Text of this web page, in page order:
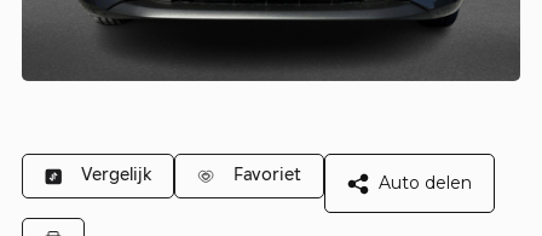
Vergelijk Favoriet Auto delen